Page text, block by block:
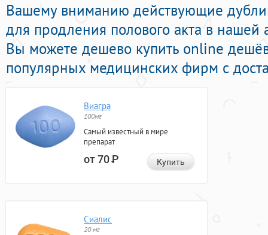
Вашему вниманию действующие
для продления полового акта в нашей
Вы можете дешево купить online
популярных медицинских фирм с
Виагра
100мг
Самый известный в мире
препарат
от 70Р Купить
Сиалис
20 мг